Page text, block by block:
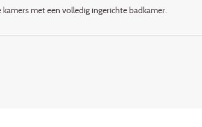
met een volledig ingerichte badkamer.